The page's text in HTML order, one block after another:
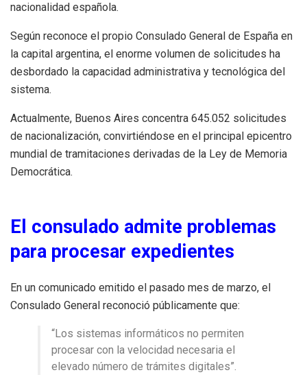
nacionalidad española.
Según reconoce el propio Consulado General de España en
la capital argentina, el enorme volumen de solicitudes ha
desbordado la capacidad administrativa y tecnológica del
sistema.
Actualmente, Buenos Aires concentra 645.052 solicitudes
de nacionalización, convirtiéndose en el principal epicentro
mundial de tramitaciones derivadas de la Ley de Memoria
Democrática.
El consulado admite problemas
para procesar expedientes
En un comunicado emitido el pasado mes de marzo, el
Consulado General reconoció públicamente que:
“Los sistemas informáticos no permiten
procesar con la velocidad necesaria el
elevado número de trámites digitales”.